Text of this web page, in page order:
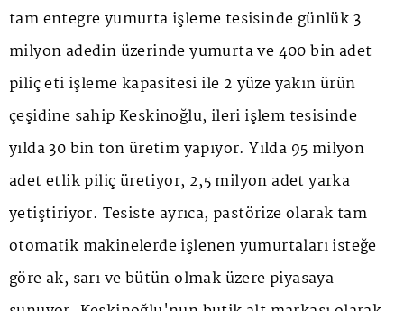
tam entegre yumurta işleme tesisinde günlük 3
milyon adedin üzerinde yumurta ve 400 bin adet
piliç eti işleme kapasitesi ile 2 yüze yakın ürün
çeşidine sahip Keskinoğlu, ileri işlem tesisinde
yılda 30 bin ton üretim yapıyor. Yılda 95 milyon
adet etlik piliç üretiyor, 2,5 milyon adet yarka
yetiştiriyor. Tesiste ayrıca, pastörize olarak tam
otomatik makinelerde işlenen yumurtaları isteğe
göre ak, sarı ve bütün olmak üzere piyasaya